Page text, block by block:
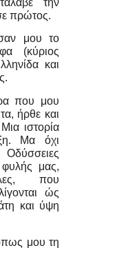
πρώτος.
μου το
(κύριος
και
που μου
ήρθε και
ιστορία
Μα όχι
φυλής μας,
που
ώς
και ύψη
μου τη